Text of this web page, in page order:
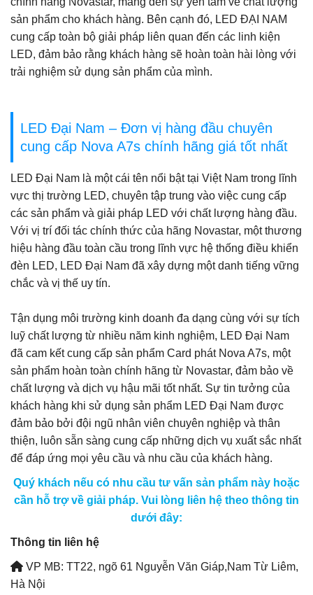
sản phẩm cho khách hàng. Bên cạnh đó, LED ĐẠI NAM
cung cấp toàn bộ giải pháp liên quan đến các linh kiện
LED, đảm bảo rằng khách hàng sẽ hoàn toàn hài lòng với
trải nghiệm sử dụng sản phẩm của mình.
LED Đại Nam – Đơn vị hàng đầu chuyên
cung cấp Nova A7s chính hãng giá tốt nhất
LED Đại Nam là một cái tên nổi bật tại Việt Nam trong lĩnh
vực thị trường LED, chuyên tập trung vào việc cung cấp
các sản phẩm và giải pháp LED với chất lượng hàng đầu.
Với vị trí đối tác chính thức của hãng Novastar, một thương
hiệu hàng đầu toàn cầu trong lĩnh vực hệ thống điều khiển
đèn LED, LED Đại Nam đã xây dựng một danh tiếng vững
chắc và vị thế uy tín.
Tận dụng môi trường kinh doanh đa dạng cùng với sự tích
luỹ chất lượng từ nhiều năm kinh nghiệm, LED Đại Nam
đã cam kết cung cấp sản phẩm Card phát Nova A7s, một
sản phẩm hoàn toàn chính hãng từ Novastar, đảm bảo về
chất lượng và dịch vụ hậu mãi tốt nhất. Sự tin tưởng của
khách hàng khi sử dụng sản phẩm LED Đại Nam được
đảm bảo bởi đội ngũ nhân viên chuyên nghiệp và thân
thiện, luôn sẵn sàng cung cấp những dịch vụ xuất sắc nhất
để đáp ứng mọi yêu cầu và nhu cầu của khách hàng.
Quý khách nếu có nhu cầu tư vấn sản phẩm này hoặc
cần hỗ trợ về giải pháp. Vui lòng liên hệ theo thông tin
dưới đây:
Thông tin liên hệ
VP MB: TT22, ngõ 61 Nguyễn Văn Giáp,Nam Từ Liêm,
Hà Nội